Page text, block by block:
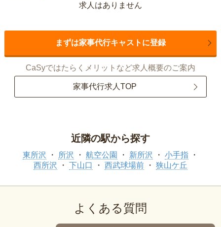
求人はありません
まずは家事代行キャストに登録
CaSyではたらくメリットなど求人概要のご案内
家事代行求人TOP
近隣の駅から探す
東所沢 所沢 航空公園 新所沢
小手指
西所沢
下山口 西武球場前 狭山ケ丘
よくある質問